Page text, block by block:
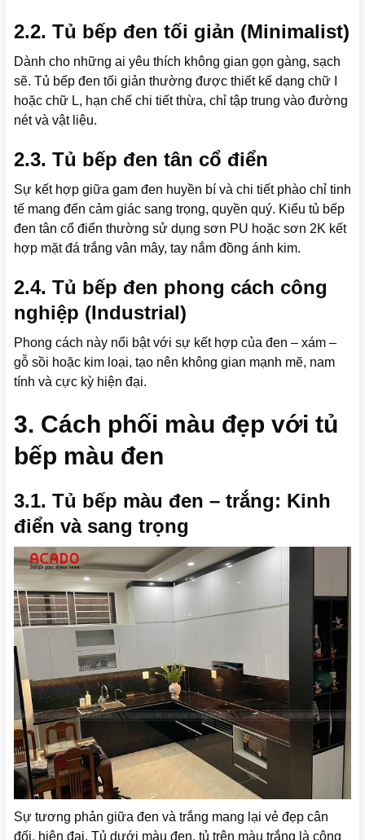
2.2. Tủ bếp đen tối giản (Minimalist)
Dành cho những ai yêu thích không gian gọn gàng, sạch
sẽ. Tủ bếp đen tối giản thường được thiết kế dạng chữ I
hoặc chữ L, hạn chế chi tiết thừa, chỉ tập trung vào đường
nét và vật liệu.
2.3. Tủ bếp đen tân cổ điển
Sự kết hợp giữa gam đen huyền bí và chi tiết phào chỉ tinh
tế mang đến cảm giác sang trọng, quyền quý. Kiểu tủ bếp
đen tân cổ điển thường sử dụng sơn PU hoặc sơn 2K kết
hợp mặt đá trắng vân mây, tay nắm đồng ánh kim.
2.4. Tủ bếp đen phong cách công
nghiệp (Industrial)
Phong cách này nổi bật với sự kết hợp của đen – xám –
gỗ sồi hoặc kim loại, tạo nên không gian mạnh mẽ, nam
tính và cực kỳ hiện đại.
3. Cách phối màu đẹp với tủ
bếp màu đen
3.1. Tủ bếp màu đen – trắng: Kinh
điển và sang trọng
Sự tương phản giữa đen và trắng mang lại vẻ đẹp cân
đối, hiện đại. Tủ dưới màu đen, tủ trên màu trắng là công